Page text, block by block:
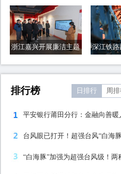
浙江嘉兴开展廉洁主题
深江铁
排行榜 日排行 周
平安银行莆田分行：金融向善暖
台风眼已打开！超强台风“白海
“白海豚”加强为超强台风级！两